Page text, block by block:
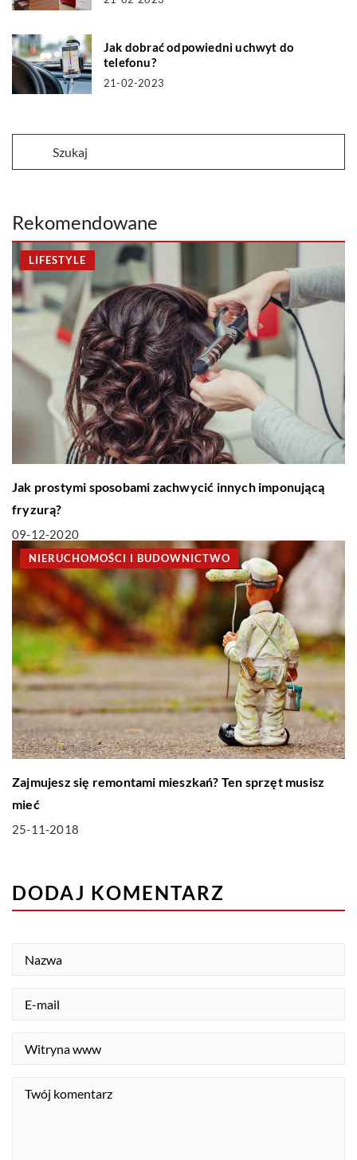
Jak dobrać odpowiedni uchwyt do
telefonu?
21-02-2023
Rekomendowane
LIFESTYLE
Jak prostymi sposobami zachwycić innych imponującą
fryzurą?
09-12-2020
NIERUCHOMOŚCI I BUDOWNICTWO
Zajmujesz się remontami mieszkań? Ten sprzęt musisz
mieć
25-11-2018
DODAJ KOMENTARZ